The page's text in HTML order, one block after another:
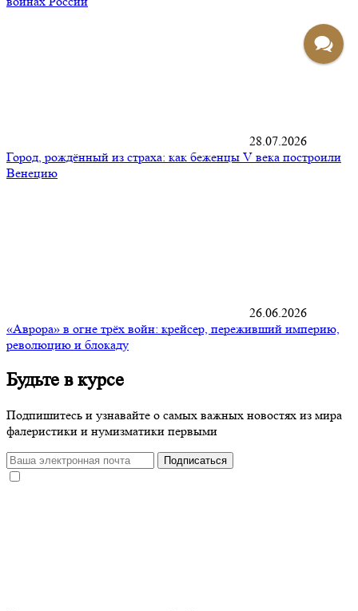
28.07.2026
Город, рождённый из страха: как беженцы V века построили
Венецию
26.06.2026
«Аврора» в огне трёх войн: крейсер, переживший империю,
революцию и блокаду
Будьте в курсе
Подпишитесь и узнавайте о самых важных новостях из мира
фалеристики и нумизматики первыми
Подписаться